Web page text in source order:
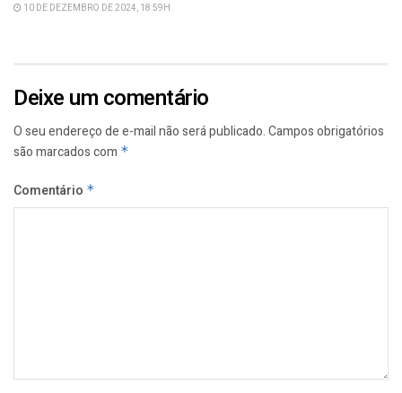
10 DE DEZEMBRO DE 2024, 18:59H
Deixe um comentário
O seu endereço de e-mail não será publicado.Campos obrigatórios
são marcados com *
Comentário *